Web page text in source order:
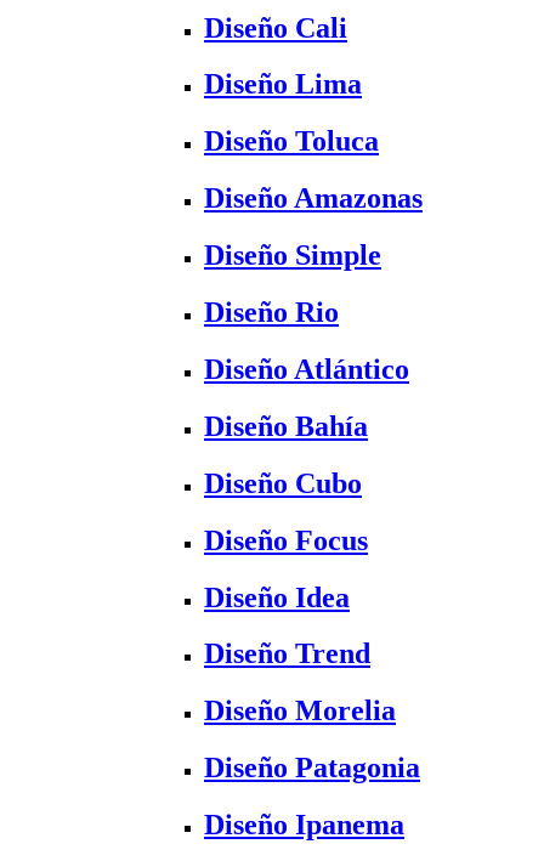
Diseño Cali
Diseño Lima
Diseño Toluca
Diseño Amazonas
Diseño Simple
Diseño Rio
Diseño Atlántico
Diseño Bahía
Diseño Cubo
Diseño Focus
Diseño Idea
Diseño Trend
Diseño Morelia
Diseño Patagonia
Diseño Ipanema